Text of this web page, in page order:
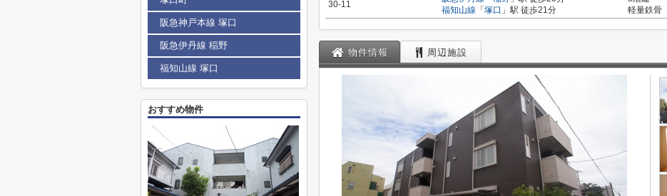
30-11
福知山線 「 塚口 」駅 徒歩21分
軽量鉄骨
物件情報 周辺施設
阪急神戸本線 塚口
阪急伊丹線 稲野
福知山線 塚口
おすすめ物件